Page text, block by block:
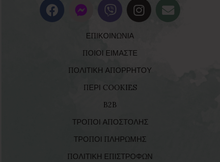
ΕΠΙΚΟΙΝΩΝΙΑ
ΠΟΙΟΙ ΕΙΜΑΣΤΕ
ΠΟΛΙΤΙΚΗ ΑΠΟΡΡΗΤΟΥ
ΠΕΡΙ COOKIES
B2B
ΤΡΟΠΟΙ ΑΠΟΣΤΟΛΗΣ
ΤΡΟΠΟΙ ΠΛΗΡΩΜΗΣ
ΠΟΛΙΤΙΚΗ ΕΠΙΣΤΡΟΦΩΝ